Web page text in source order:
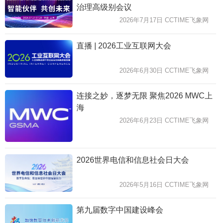
治理高级别会议
2026年7月17日 CCTIME飞象网
直播 | 2026工业互联网大会
2026年6月30日 CCTIME飞象网
连接之妙，逐梦无限 聚焦2026 MWC上
海
2026年6月23日 CCTIME飞象网
2026世界电信和信息社会日大会
2026年5月16日 CCTIME飞象网
第九届数字中国建设峰会